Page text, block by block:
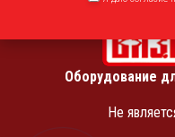
Оборудование
Не